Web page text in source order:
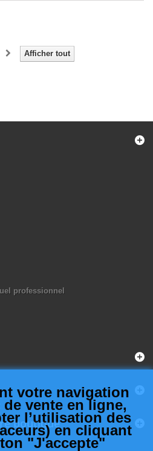
Afficher tout
professionnel
boutique
votre navigation
vente en ligne,
l’utilisation des
en cliquant
"J'accepte"